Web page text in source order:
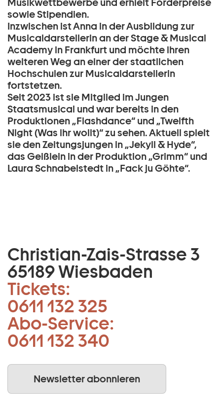
Musikwettbewerbe und erhielt Förderpreise
sowie Stipendien.
Inzwischen ist Anna in der Ausbildung zur
Musicaldarstellerin an der Stage & Musical
Academy in Frankfurt und möchte ihren
weiteren Weg an einer der staatlichen
Hochschulen zur Musicaldarstellerin
fortstetzen.
Seit 2023 ist sie Mitglied im Jungen
Staatsmusical und war bereits in den
Produktionen „Flashdance“ und „Twelfth
Night (Was ihr wollt)“ zu sehen. Aktuell spielt
sie den Zeitungsjungen in „Jekyll & Hyde“,
das Geißlein in der Produktion „Grimm“ und
Laura Schnabelstedt in „Fack ju Göhte“.
Christian-Zais-Strasse 3
65189 Wiesbaden
Tickets:
0611 132 325
Abo-Service:
0611 132 340
Newsletter abonnieren